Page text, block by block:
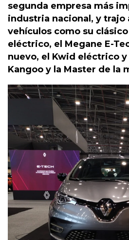
segunda empresa más
industria nacional, y trajo
vehículos como su clásico
eléctrico, el Megane E-
nuevo, el Kwid eléctrico
Kangoo y la Master de la